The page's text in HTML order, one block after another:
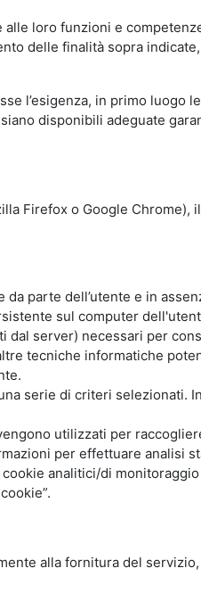
loro funzioni e
delle finalità sopra
l’esigenza, in primo luogo
disponibili adeguate
Firefox o Google Chrome),
parte dell’utente e in
sul computer
server) necessari per
tecniche informatiche
serie di criteri selezionati.
utilizzati per
per effettuare analisi
analitici/di
alla fornitura del